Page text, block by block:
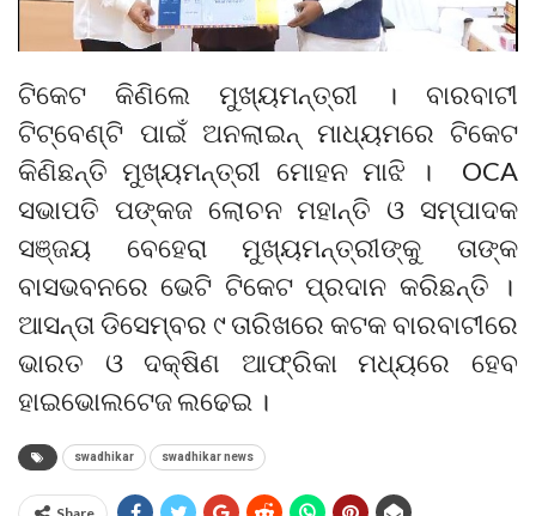
ଟିକେଟ କିଣିଲେ ମୁଖ୍ୟମନ୍ତ୍ରୀ । ବାରବାଟୀ
ଟିଟ୍ବେଣ୍ଟି ପାଇଁ ଅନଲାଇନ୍ ମାଧ୍ୟମରେ ଟିକେଟ
କିଣିଛନ୍ତି ମୁଖ୍ୟମନ୍ତ୍ରୀ ମୋହନ ମାଝି । OCA
ସଭାପତି ପଙ୍କଜ ଲୋଚନ ମହାନ୍ତି ଓ ସମ୍ପାଦକ
ସଞ୍ଜୟ ବେହେରା ମୁଖ୍ୟମନ୍ତ୍ରୀଙ୍କୁ ତାଙ୍କ
ବାସଭବନରେ ଭେଟି ଟିକେଟ ପ୍ରଦାନ କରିଛନ୍ତି ।
ଆସନ୍ତା ଡିସେମ୍ବର ୯ ତାରିଖରେ କଟକ ବାରବାଟୀରେ
ଭାରତ ଓ ଦକ୍ଷିଣ ଆଫ୍ରିକା ମଧ୍ୟରେ ହେବ
ହାଇଭୋଲଟେଜ ଲଢେଇ ।
swadhikar swadhikar news